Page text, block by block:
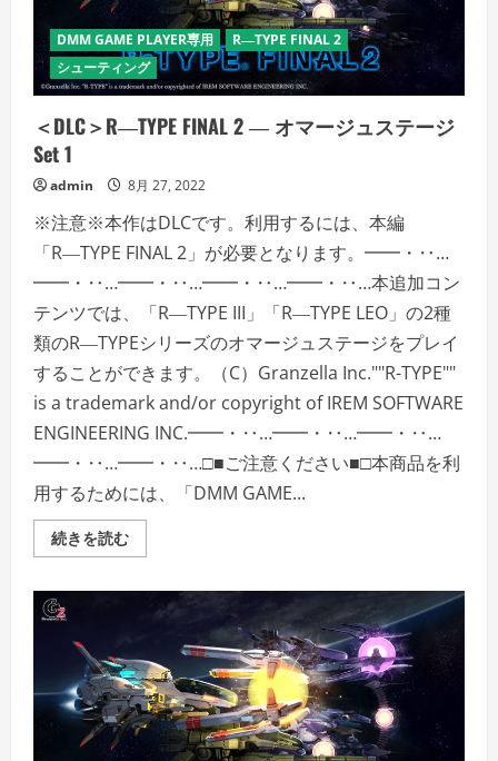
ー
ジ
Set
2
の
詳
を
ご
だ
い
DMM GAME PLAYER専用
R―TYPE FINAL 2
シューティング
＜DLC＞R―TYPE FINAL 2 ― オマージュステージ
Set 1
admin 8月 27, 2022
※注意※本作はDLCです。利用するには、本編
「R―TYPE FINAL 2」が必要となります。━━・‥…
━━・‥…━━・‥…━━・‥…━━・‥…本追加コン
テンツでは、「R―TYPE III」「R―TYPE LEO」の2種
類のR―TYPEシリーズのオマージュステージをプレイ
することができます。（C）Granzella Inc.""R-TYPE""
is a trademark and/or copyright of IREM SOFTWARE
ENGINEERING INC.━━・‥…━━・‥…━━・‥…
━━・‥…━━・‥…□■ご注意ください■□本商品を利
用するためには、「DMM GAME...
続きを読む＜
DLC
FINAL
マ
ー
ジ
ュ
ス
テ